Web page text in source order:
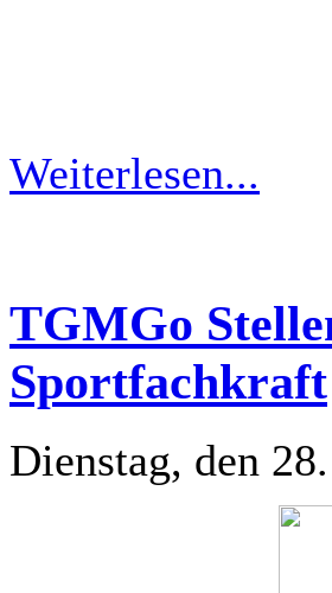
Weiterlesen...
TGMGo
Sportfachkraft
Dienstag, den